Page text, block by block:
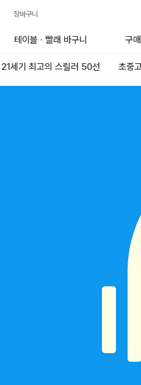
장바구니
테이블 · 빨래 바구니 구
21세기 최고의 스릴러 50선 초중